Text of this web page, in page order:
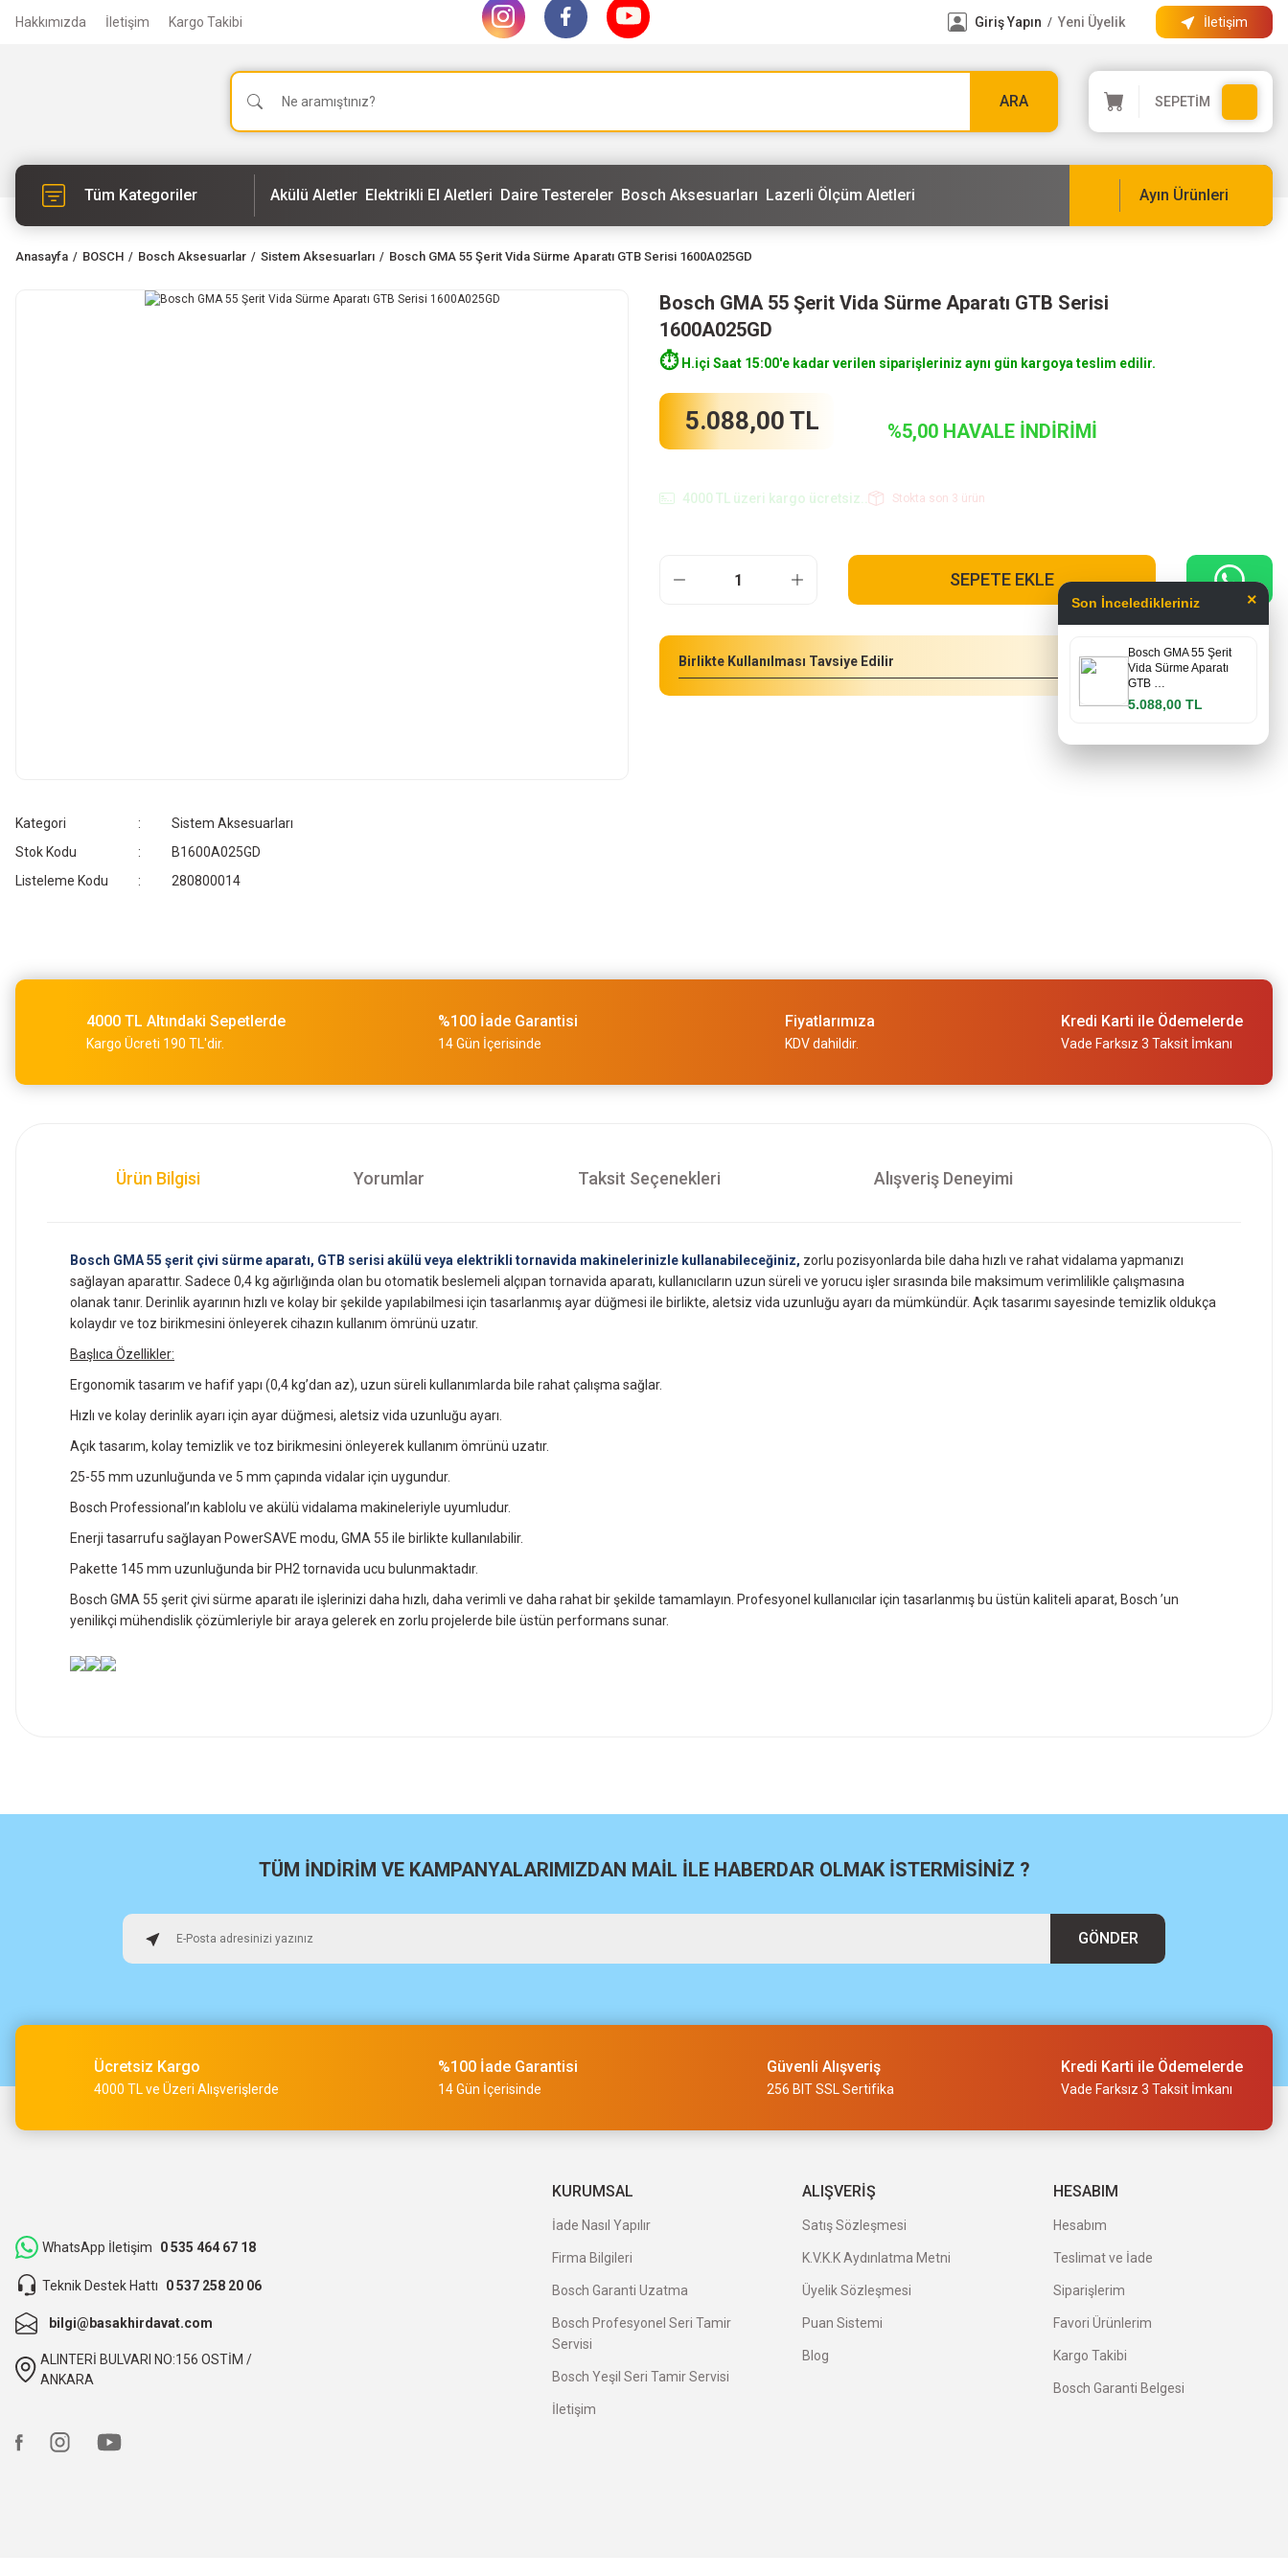
Hakkımızda İletişim Kargo Takibi Giriş Yapın / Yeni Üyelik İletişim
ARA SEPETİM
Tüm Kategoriler Akülü Aletler Elektrikli El Aletleri Daire Testereler Bosch Aksesuarları Lazerli Ölçüm Aletleri Ayın Ürünleri
Anasayfa BOSCH Bosch Aksesuarlar Sistem Aksesuarları Bosch GMA 55 Şerit Vida Sürme Aparatı GTB Serisi 1600A025GD
Kategori
Sistem Aksesuarları
Stok Kodu
B1600A025GD
Listeleme Kodu
280800014
Bosch GMA 55 Şerit Vida Sürme Aparatı GTB Serisi
1600A025GD
⏱️H.içi Saat 15:00'e kadar verilen siparişleriniz aynı gün kargoya teslim edilir.
5.088,00 TL %5,00 HAVALE İNDİRİMİ
4000 TL üzeri kargo ücretsiz.. Stokta son 3 ürün
SEPETE EKLE
Birlikte Kullanılması Tavsiye Edilir
Bosch Şerit Vida 3,9x35mm GTB Serisi 1000'li 2608000549
4000 TL Altındaki Sepetlerde
Kargo Ücreti 190 TL'dir.
%100 İade Garantisi
14 Gün İçerisinde
Fiyatlarımıza
KDV dahildir.
Kredi Karti ile Ödemelerde
Vade Farksız 3 Taksit İmkanı
Ürün Bilgisi Yorumlar Taksit Seçenekleri Alışveriş Deneyimi
Bosch GMA 55 şerit çivi sürme aparatı, GTB serisi akülü veya elektrikli tornavida makinelerinizle kullanabileceğiniz, zorlu pozisyonlarda bile daha hızlı ve rahat vidalama yapmanızı
sağlayan aparattır. Sadece 0,4 kg ağırlığında olan bu otomatik beslemeli alçıpan tornavida aparatı, kullanıcıların uzun süreli ve yorucu işler sırasında bile maksimum verimlilikle çalışmasına
olanak tanır. Derinlik ayarının hızlı ve kolay bir şekilde yapılabilmesi için tasarlanmış ayar düğmesi ile birlikte, aletsiz vida uzunluğu ayarı da mümkündür. Açık tasarımı sayesinde temizlik oldukça
kolaydır ve toz birikmesini önleyerek cihazın kullanım ömrünü uzatır.
Başlıca Özellikler:
Ergonomik tasarım ve hafif yapı (0,4 kg’dan az), uzun süreli kullanımlarda bile rahat çalışma sağlar.
Hızlı ve kolay derinlik ayarı için ayar düğmesi, aletsiz vida uzunluğu ayarı.
Açık tasarım, kolay temizlik ve toz birikmesini önleyerek kullanım ömrünü uzatır.
25-55 mm uzunluğunda ve 5 mm çapında vidalar için uygundur.
Bosch Professional’ın kablolu ve akülü vidalama makineleriyle uyumludur.
Enerji tasarrufu sağlayan PowerSAVE modu, GMA 55 ile birlikte kullanılabilir.
Pakette 145 mm uzunluğunda bir PH2 tornavida ucu bulunmaktadır.
Bosch GMA 55 şerit çivi sürme aparatı ile işlerinizi daha hızlı, daha verimli ve daha rahat bir şekilde tamamlayın. Profesyonel kullanıcılar için tasarlanmış bu üstün kaliteli aparat, Bosch ’un
yenilikçi mühendislik çözümleriyle bir araya gelerek en zorlu projelerde bile üstün performans sunar.
Osman Alper | 15/05/2026
Müşteri iletişimi kusursuz birde ürün siparişini veriyoruz teslimi 24 saat sürmüyor
ilgili satıcı,güzel paketleme,hızlı kargolama. sıkıntısız bir alışveriş oldu.
O... B... | 07/03/2026
bunca zaman kendimize eziyet etmişiz aslında.
TÜM İNDİRİM VE KAMPANYALARIMIZDAN MAİL İLE HABERDAR OLMAK İSTERMİSİNİZ ?
GÖNDER
Ücretsiz Kargo
4000 TL ve Üzeri Alışverişlerde
%100 İade Garantisi
14 Gün İçerisinde
Güvenli Alışveriş
256 BIT SSL Sertifika
Kredi Karti ile Ödemelerde
Vade Farksız 3 Taksit İmkanı
WhatsApp İletişim 0 535 464 67 18
Teknik Destek Hattı 0 537 258 20 06
bilgi@basakhirdavat.com
ALINTERİ BULVARI NO:156 OSTİM /
ANKARA
KURUMSAL
İade Nasıl Yapılır
Firma Bilgileri
Bosch Garanti Uzatma
Bosch Profesyonel Seri Tamir
Servisi
Bosch Yeşil Seri Tamir Servisi
İletişim
ALIŞVERİŞ
Satış Sözleşmesi
K.V.K.K Aydınlatma Metni
Üyelik Sözleşmesi
Puan Sistemi
Blog
HESABIM
Hesabım
Teslimat ve İade
Siparişlerim
Favori Ürünlerim
Kargo Takibi
Bosch Garanti Belgesi
Son İnceledikleriniz ×
Bosch GMA 55 Şerit
Vida Sürme Aparatı
GTB …
5.088,00 TL